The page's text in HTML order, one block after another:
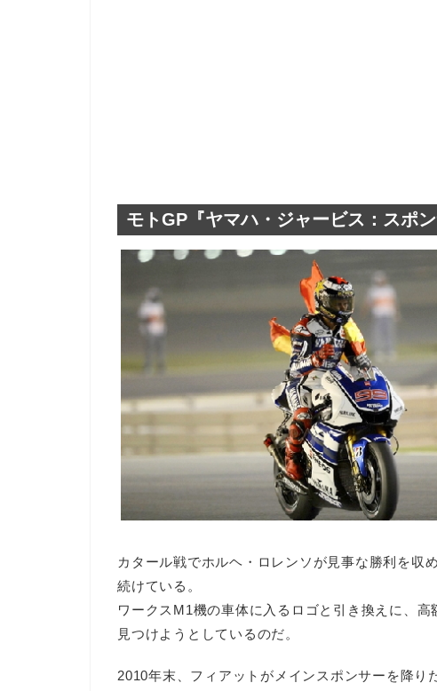
モトGP『ヤマハ・ジャービス：スポン
カタール戦でホルヘ・ロレンソが見事な勝利を収
続けている。
ワークスM1機の車体に入るロゴと引き換えに、
見つけようとしているのだ。
2010年末、フィアットがメインスポンサーを降り